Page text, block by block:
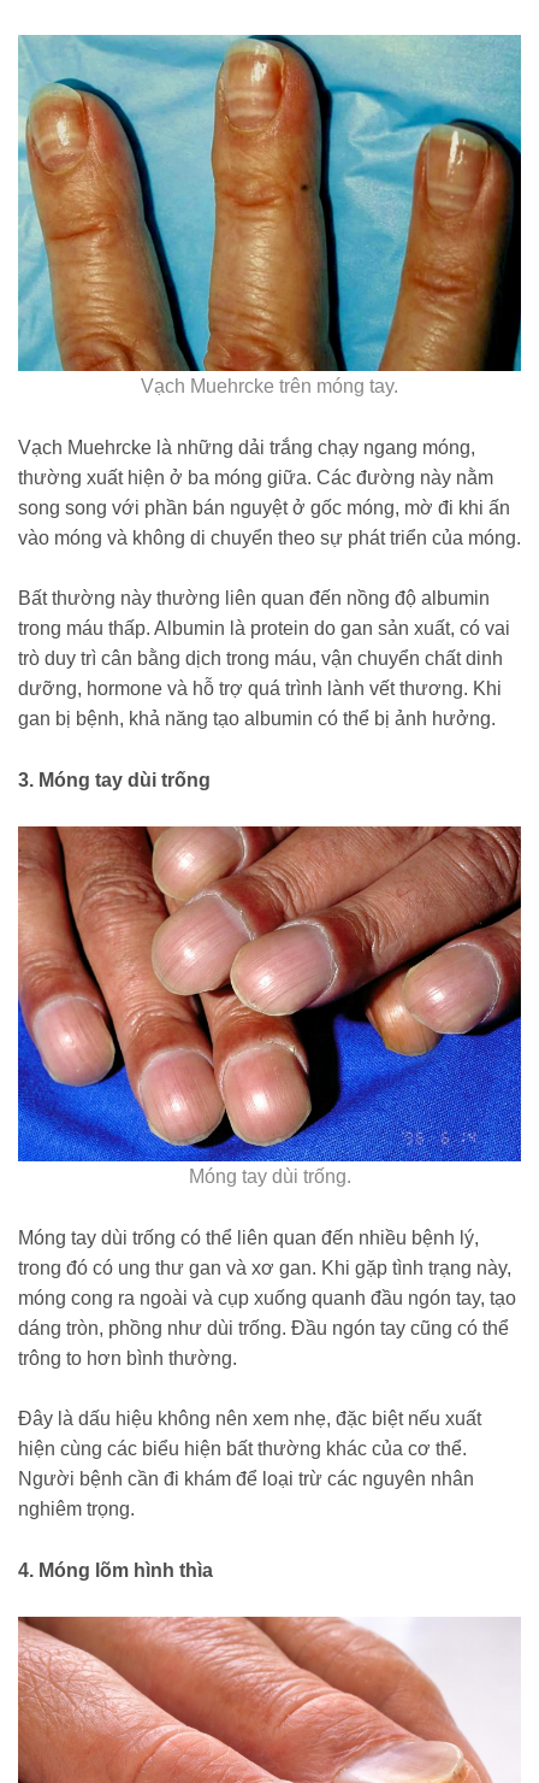
Vạch Muehrcke trên móng tay.
Vạch Muehrcke là những dải trắng chạy ngang móng,
thường xuất hiện ở ba móng giữa. Các đường này nằm
song song với phần bán nguyệt ở gốc móng, mờ đi khi ấn
vào móng và không di chuyển theo sự phát triển của móng.
Bất thường này thường liên quan đến nồng độ albumin
trong máu thấp. Albumin là protein do gan sản xuất, có vai
trò duy trì cân bằng dịch trong máu, vận chuyển chất dinh
dưỡng, hormone và hỗ trợ quá trình lành vết thương. Khi
gan bị bệnh, khả năng tạo albumin có thể bị ảnh hưởng.
3. Móng tay dùi trống
Móng tay dùi trống.
Móng tay dùi trống có thể liên quan đến nhiều bệnh lý,
trong đó có ung thư gan và xơ gan. Khi gặp tình trạng này,
móng cong ra ngoài và cụp xuống quanh đầu ngón tay, tạo
dáng tròn, phồng như dùi trống. Đầu ngón tay cũng có thể
trông to hơn bình thường.
Đây là dấu hiệu không nên xem nhẹ, đặc biệt nếu xuất
hiện cùng các biểu hiện bất thường khác của cơ thể.
Người bệnh cần đi khám để loại trừ các nguyên nhân
nghiêm trọng.
4. Móng lõm hình thìa